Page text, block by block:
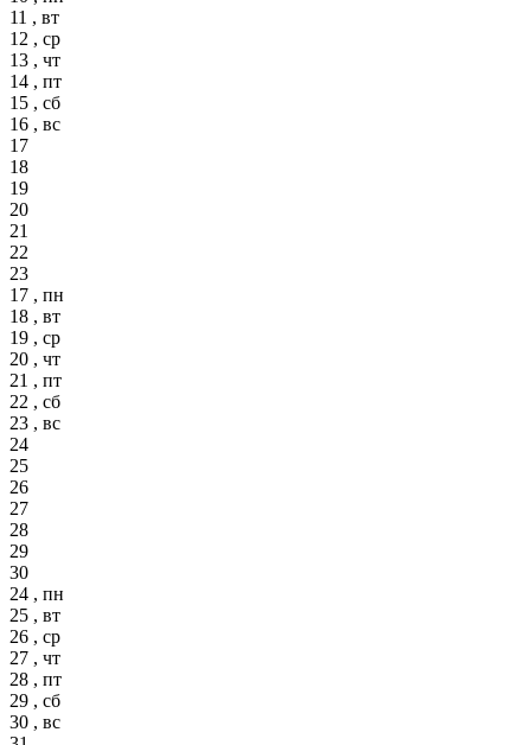
11 , вт
12 , ср
13 , чт
14 , пт
15 , сб
16 , вс
17
18
19
20
21
22
23
17 , пн
18 , вт
19 , ср
20 , чт
21 , пт
22 , сб
23 , вс
24
25
26
27
28
29
30
24 , пн
25 , вт
26 , ср
27 , чт
28 , пт
29 , сб
30 , вс